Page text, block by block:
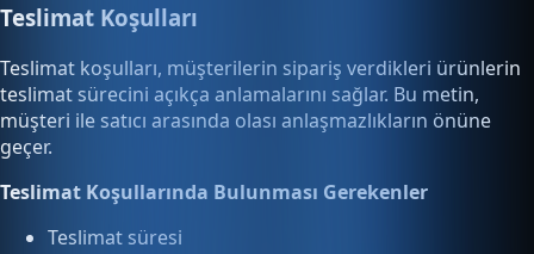
Teslimat Koşulları
Teslimat koşulları, müşterilerin sipariş verdikleri ürünlerin
teslimat sürecini açıkça anlamalarını sağlar. Bu metin,
müşteri ile satıcı arasında olası anlaşmazlıkların önüne
geçer.
Teslimat Koşullarında Bulunması Gerekenler
Teslimat süresi